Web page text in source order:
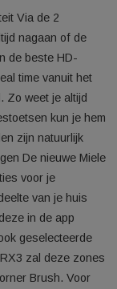
Via de 2
altijd nagaan of
in de beste HD-
in real time vanuit
Zo weet je
kun
zijn
De nieuwe